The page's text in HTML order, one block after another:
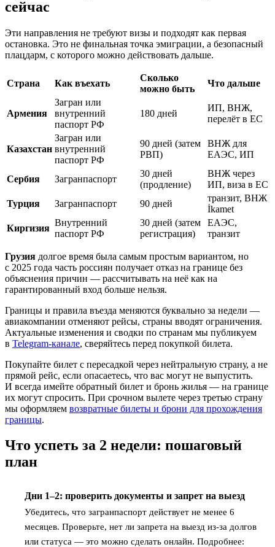
сейчас
Эти направления не требуют визы и подходят как первая
остановка. Это не финальная точка эмиграции, а безопасный
плацдарм, с которого можно действовать дальше.
Страна Как въехать
Сколько
можно быть
Что дальше
Армения
Загран или
внутренний
паспорт РФ
180 дней
ИП, ВНЖ,
перелёт в ЕС
Казахстан
Загран или
внутренний
паспорт РФ
90 дней (затем
РВП)
ВНЖ для
ЕАЭС, ИП
Сербия Загранпаспорт
30 дней
(продление)
ВНЖ через
ИП, виза в ЕС
Турция
Загранпаспорт 90 дней
транзит, ВНЖ
İkamet
Киргизия
Внутренний
паспорт РФ
30 дней (затем
регистрация)
ЕАЭС,
транзит
Грузия долгое время была самым простым вариантом, но
с 2025 года часть россиян получает отказ на границе без
объяснения причин — рассчитывать на неё как на
гарантированный вход больше нельзя.
Границы и правила въезда меняются буквально за недели —
авиакомпании отменяют рейсы, страны вводят ограничения.
Актуальные изменения и сводки по странам мы публикуем
в Telegram-канале, сверяйтесь перед покупкой билета.
Покупайте билет с пересадкой через нейтральную страну, а не
прямой рейс, если опасаетесь, что вас могут не выпустить.
И всегда имейте обратный билет и бронь жилья — на границе
их могут спросить. При срочном вылете через третью страну
мы оформляем возвратные билеты и брони для прохождения
границы.
Что успеть за 2 недели: пошаговый
план
Дни 1–2: проверить документы и запрет на выезд
Убедитесь, что загранпаспорт действует не менее 6
месяцев. Проверьте, нет ли запрета на выезд из-за долгов
или статуса — это можно сделать онлайн. Подробнее: